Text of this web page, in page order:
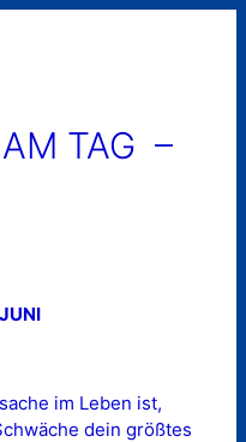
TAG –
im Leben ist,
dein größtes